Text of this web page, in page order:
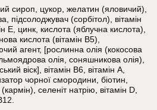
сироп, цукор, желатин (яловичий),
підсолоджувач (сорбітол), вітамін
Е, цинк, кислота (яблучна кислота),
кислота (вітамін В5),
агент, [рослинна олія (кокосова
олія, соняшникова олія),
віск], вітамін В6, вітамін А,
чорної смородини, біотин,
селеніт натрію, вітамін D,